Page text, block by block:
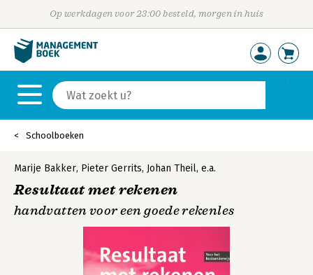
Op werkdagen voor 23:00 besteld, morgen in huis
Schoolboeken
Marije Bakker, Pieter Gerrits, Johan Theil, e.a.
Resultaat met rekenen
handvatten voor een goede rekenles